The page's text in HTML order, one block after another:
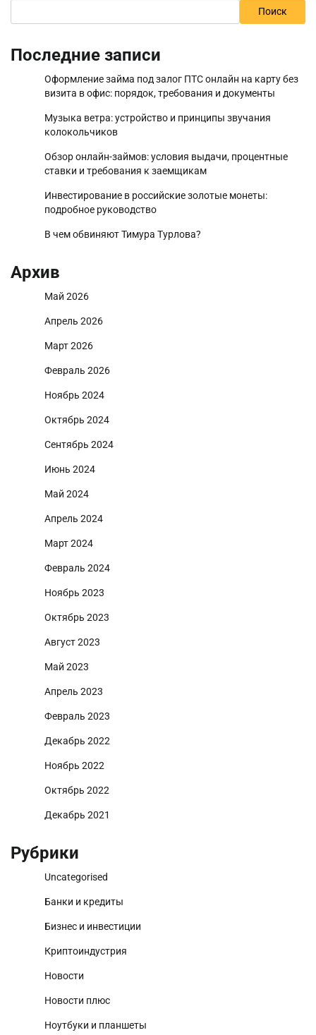
Поиск
Последние записи
Оформление займа под залог ПТС онлайн на карту без
визита в офис: порядок, требования и документы
Музыка ветра: устройство и принципы звучания
колокольчиков
Обзор онлайн-займов: условия выдачи, процентные
ставки и требования к заемщикам
Инвестирование в российские золотые монеты:
подробное руководство
В чем обвиняют Тимура Турлова?
Архив
Май 2026
Апрель 2026
Март 2026
Февраль 2026
Ноябрь 2024
Октябрь 2024
Сентябрь 2024
Июнь 2024
Май 2024
Апрель 2024
Март 2024
Февраль 2024
Ноябрь 2023
Октябрь 2023
Август 2023
Май 2023
Апрель 2023
Февраль 2023
Декабрь 2022
Ноябрь 2022
Октябрь 2022
Декабрь 2021
Рубрики
Uncategorised
Банки и кредиты
Бизнес и инвестиции
Криптоиндустрия
Новости
Новости плюс
Ноутбуки и планшеты